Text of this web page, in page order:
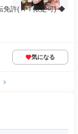
免許(ＡＴ限定可) ◆
気になる